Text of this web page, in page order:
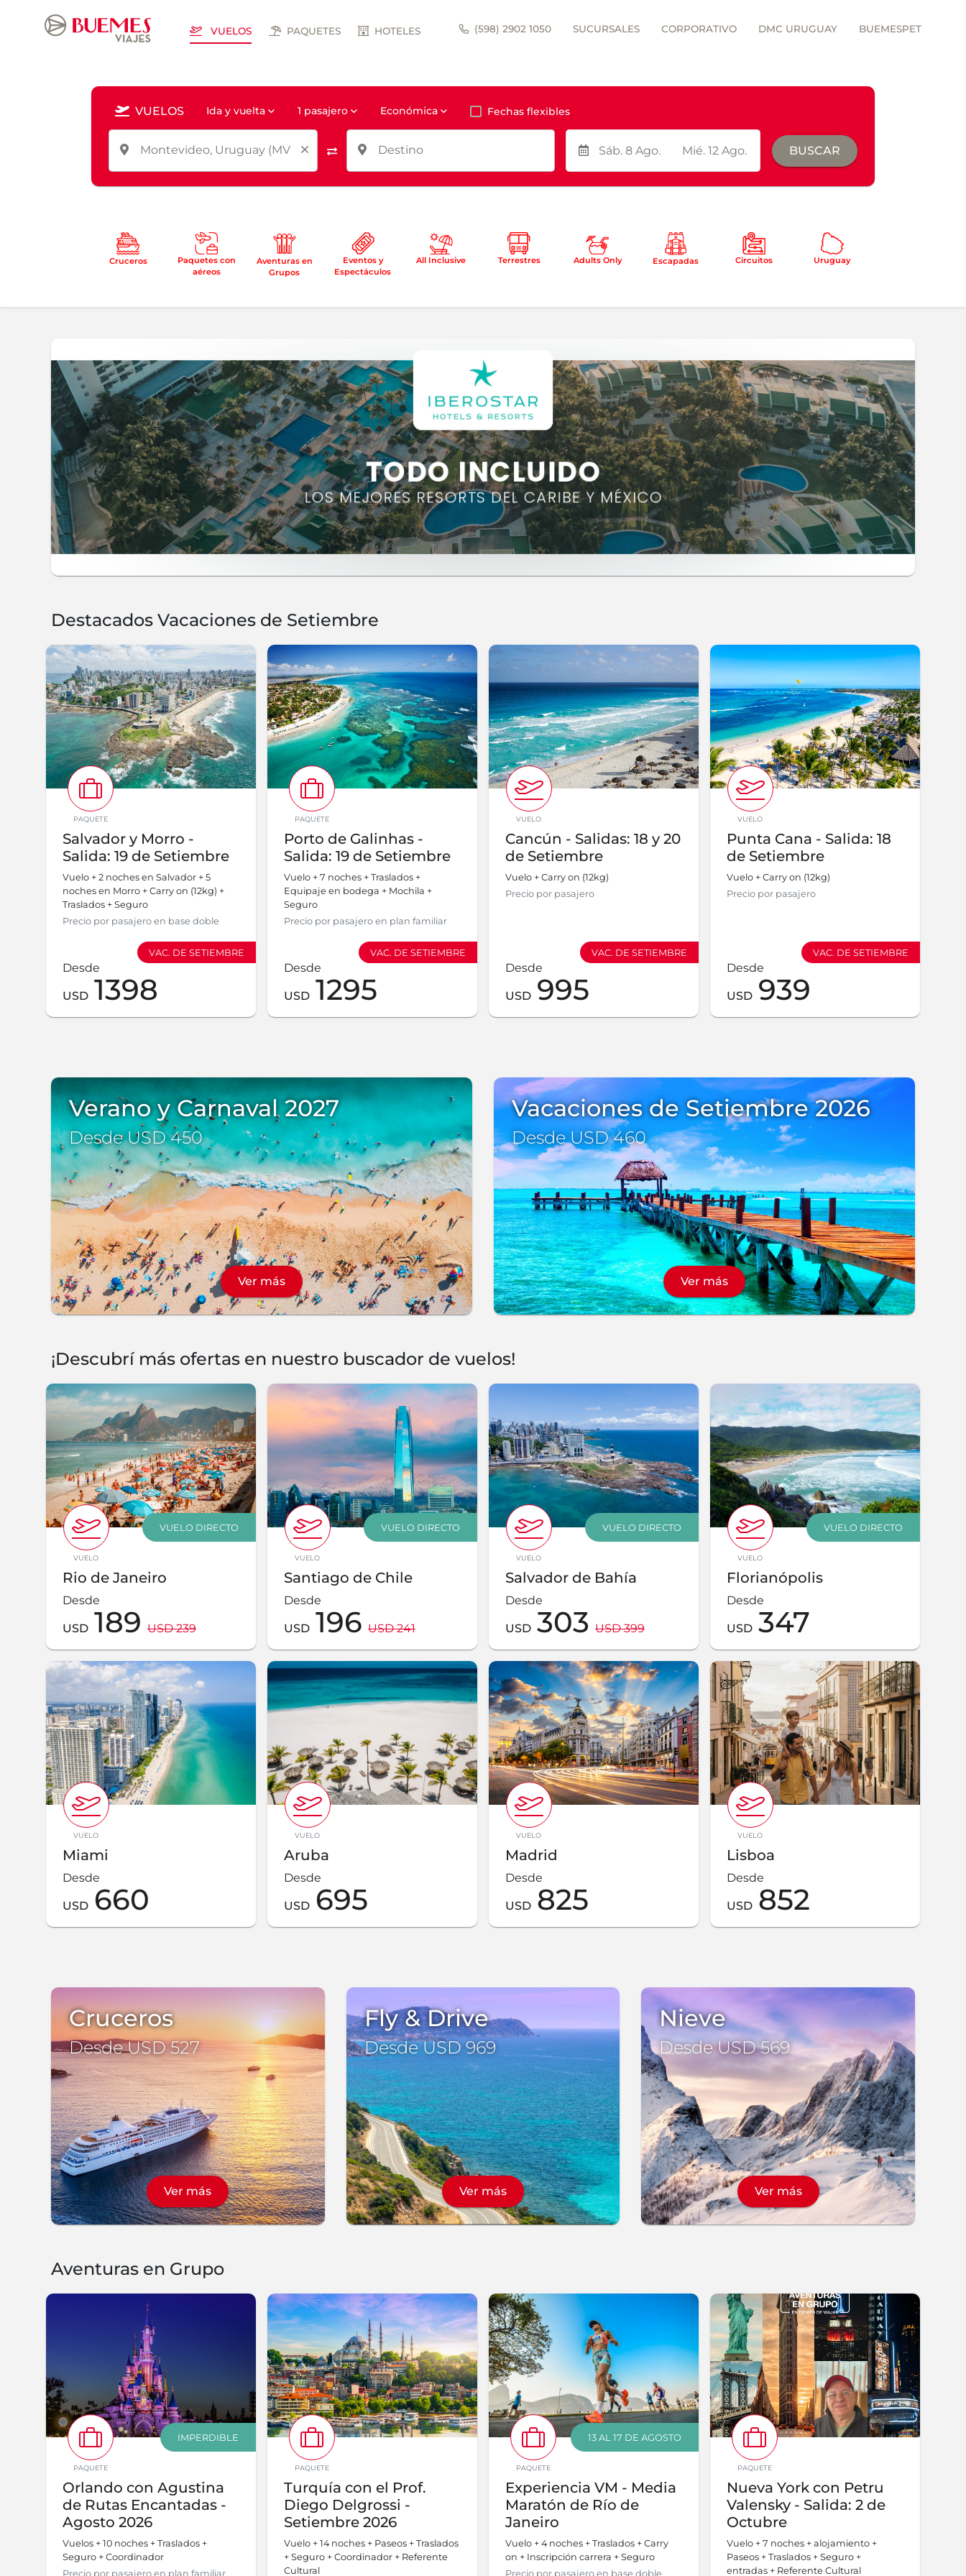
VUELOS PAQUETES HOTELES (598) 2902 1050 SUCURSALES CORPORATIVO DMC URUGUAY BUEMESPET
VUELOS Ida y vuelta 1 pasajero Económica Fechas flexibles
Sáb. 8 Ago. Mié. 12 Ago. BUSCAR
Cruceros
Paquetes con
aéreos
Aventuras en
Grupos
Eventos y
Espectáculos
All Inclusive Terrestres Adults Only Escapadas Circuitos Uruguay
Destacados Vacaciones de Setiembre
PAQUETE
Salvador y Morro -
Salida: 19 de Setiembre
Vuelo + 2 noches en Salvador + 5
noches en Morro + Carry on (12kg) +
Traslados + Seguro
Precio por pasajero en base doble
VAC. DE SETIEMBRE
Desde
USD 1398
PAQUETE
Porto de Galinhas -
Salida: 19 de Setiembre
Vuelo + 7 noches + Traslados +
Equipaje en bodega + Mochila +
Seguro
Precio por pasajero en plan familiar
VAC. DE SETIEMBRE
Desde
USD 1295
VUELO
Cancún - Salidas: 18 y 20
de Setiembre
Vuelo + Carry on (12kg)
Precio por pasajero
VAC. DE SETIEMBRE
Desde
USD 995
VUELO
Punta Cana - Salida: 18
de Setiembre
Vuelo + Carry on (12kg)
Precio por pasajero
VAC. DE SETIEMBRE
Desde
USD 939
Verano y Carnaval 2027
Desde USD 450
Ver más
Vacaciones de Setiembre 2026
Desde USD 460
Ver más
¡Descubrí más ofertas en nuestro buscador de vuelos!
VUELO
VUELO DIRECTO
Rio de Janeiro
Desde
USD 189 USD 239
VUELO
VUELO DIRECTO
Santiago de Chile
Desde
USD 196 USD 241
VUELO
VUELO DIRECTO
Salvador de Bahía
Desde
USD 303 USD 399
VUELO
VUELO DIRECTO
Florianópolis
Desde
USD 347
VUELO
Miami
Desde
USD 660
VUELO
Aruba
Desde
USD 695
VUELO
Madrid
Desde
USD 825
VUELO
Lisboa
Desde
USD 852
Cruceros
Desde USD 527
Ver más
Fly & Drive
Desde USD 969
Ver más
Nieve
Desde USD 569
Ver más
Aventuras en Grupo
PAQUETE
IMPERDIBLE
Orlando con Agustina
de Rutas Encantadas -
Agosto 2026
Vuelos + 10 noches + Traslados +
Seguro + Coordinador
Precio por pasajero en plan familiar
PAQUETE
Turquía con el Prof.
Diego Delgrossi -
Setiembre 2026
Vuelo + 14 noches + Paseos + Traslados
+ Seguro + Coordinador + Referente
Cultural
PAQUETE
13 AL 17 DE AGOSTO
Experiencia VM - Media
Maratón de Río de
Janeiro
Vuelo + 4 noches + Traslados + Carry
on + Inscripción carrera + Seguro
Precio por pasajero en base doble
PAQUETE
Nueva York con Petru
Valensky - Salida: 2 de
Octubre
Vuelo + 7 noches + alojamiento +
Paseos + Traslados + Seguro +
entradas + Referente Cultural